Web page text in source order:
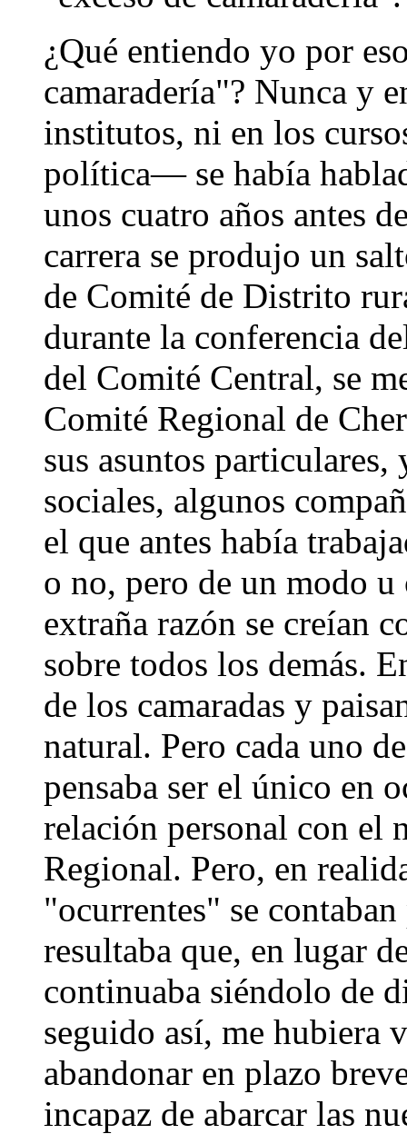
¿Qué entiendo yo por
camaradería"? Nunca y
institutos, ni en los
política— se había
unos cuatro años antes
carrera se produjo un
de Comité de Distrito
durante la conferencia
del Comité Central, se
Comité Regional de
sus asuntos particulares,
sociales, algunos
el que antes había
o no, pero de un modo
extraña razón se creían
sobre todos los demás.
de los camaradas y
natural. Pero cada uno
pensaba ser el único en
relación personal con el
Regional. Pero, en
"ocurrentes" se
resultaba que, en lugar
continuaba siéndolo de
seguido así, me hubiera
abandonar en plazo
incapaz de abarcar las